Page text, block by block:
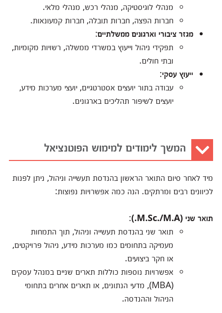
מנהלי לוגיסטיקה, מנהלי רכש, מנהלי מלאי.
חברות הפצה, חברות תובלה, חברות קמעונאות.
מגזר ציבורי וארגונים ממשלתיים:
תפקידי ניהול וייעוץ במשרדי ממשלה, רשויות מקומיות,
ובתי חולים.
ייעוץ עסקי:
עבודה בתור יועצים אסטרטגיים, יועצי מערכות מידע,
יועצים לשיפור תהליכים בארגונים.
המשך לימודים למימוש הפוטנציאל
מיד לאחר סיום התואר הראשון בהנדסת תעשייה וניהול, ניתן לפנות
לכיוונים רבים ומרתקים. הנה כמה אפשרויות נפוצות:
תואר שני(M.Sc./M.A.)
:
תואר שני בהנדסת תעשייה וניהול, תוך התמחות
מעמיקה בתחומים כמו מערכות מידע, ניהול פרויקטים,
או חקר ביצועים.
אפשרויות נוספות כוללות תארים שניים במנהל עסקים
(MBA), מדעי הנתונים, או תארים אחרים בתחומי
הניהול וההנדסה.